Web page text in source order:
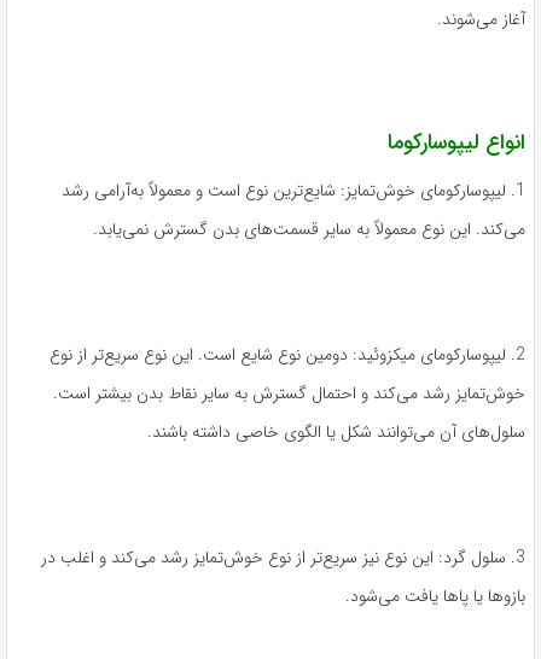
آغاز می‌شوند.
انواع لیپوسارکوما
1. لیپوسارکومای خوش‌تمایز: شایع‌ترین نوع است و معمولاً به‌آرامی رشد
می‌کند. این نوع معمولاً به سایر قسمت‌های بدن گسترش نمی‌یابد.
2. لیپوسارکومای میکزوئید: دومین نوع شایع است. این نوع سریع‌تر از نوع
خوش‌تمایز رشد می‌کند و احتمال گسترش به سایر نقاط بدن بیشتر است.
سلول‌های آن می‌توانند شکل یا الگوی خاصی داشته باشند.
3. سلول گرد: این نوع نیز سریع‌تر از نوع خوش‌تمایز رشد می‌کند و اغلب در
بازوها یا پاها یافت می‌شود.